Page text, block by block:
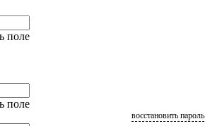
поле
поле
восстановить пароль